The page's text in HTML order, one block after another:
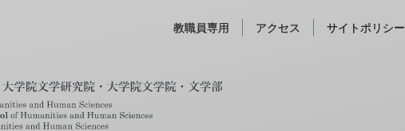
教職員専用 アクセス サイトポリシー